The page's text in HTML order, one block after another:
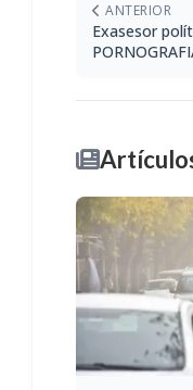
ANTERIOR
Exasesor